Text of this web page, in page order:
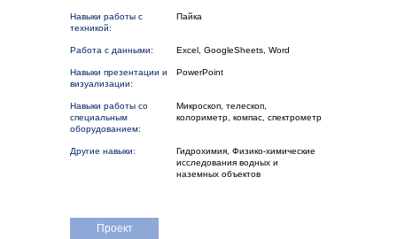
Пайка
Навыки работы с
техникой:
Excel, GoogleSheets, Word
Работа с данными:
PowerPoint
Навыки презентации и
визуализации:
Микроскоп, телескоп,
колориметр, компас, спектрометр
Навыки работы со
специальным
оборудованием:
Гидрохимия, Физико-химические
исследования водных и
наземных объектов
Другие навыки:
Проект